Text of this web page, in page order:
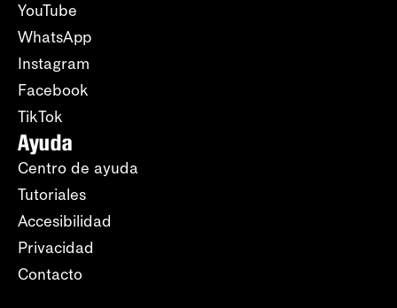
YouTube
WhatsApp
Instagram
Facebook
TikTok
Ayuda
Centro de ayuda
Tutoriales
Accesibilidad
Privacidad
Contacto